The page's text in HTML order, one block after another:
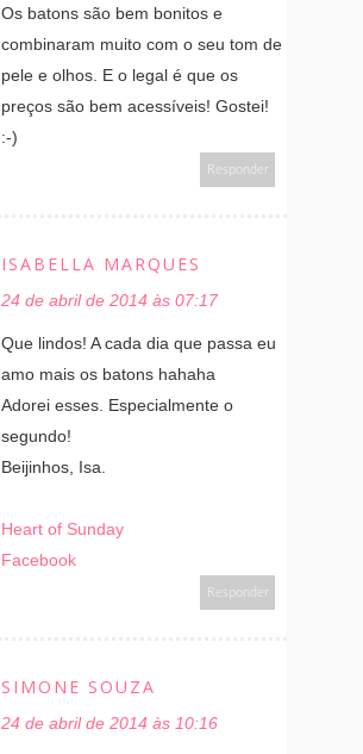
Os batons são bem bonitos e
combinaram muito com o seu tom de
pele e olhos. E o legal é que os
preços são bem acessíveis! Gostei!
:-)
Responder
ISABELLA MARQUES
24 de abril de 2014 às 07:17
Que lindos! A cada dia que passa eu
amo mais os batons hahaha
Adorei esses. Especialmente o
segundo!
Beijinhos, Isa.
Heart of Sunday
Facebook
Responder
SIMONE SOUZA
24 de abril de 2014 às 10:16